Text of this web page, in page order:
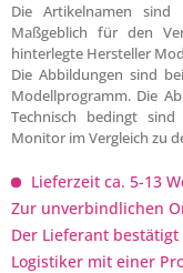
Die Artikelnamen sind
Maßgeblich für den
hinterlegte Hersteller
Die Abbildungen sind
Modellprogramm. Die
Technisch bedingt
Monitor im Vergleich zu
Lieferzeit ca. 5-13
Zur unverbindlichen
Der Lieferant
Logistiker mit einer